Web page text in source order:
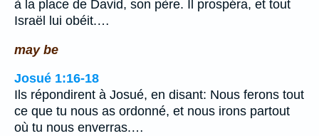
à la place de David, son père. Il prospéra, et tout
Israël lui obéit.…
may be
Josué 1:16-18
Ils répondirent à Josué, en disant: Nous ferons tout
ce que tu nous as ordonné, et nous irons partout
où tu nous enverras.…